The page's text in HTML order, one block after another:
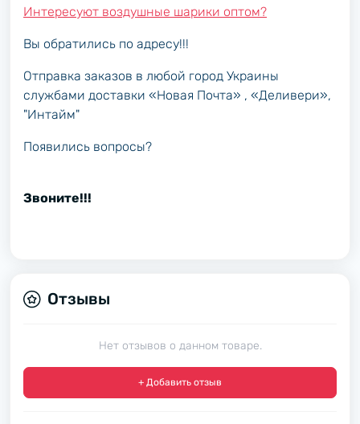
Интересуют воздушные шарики оптом?
Вы обратились по адресу!!!
Отправка заказов в любой город Украины
службами доставки «Новая Почта» , «Деливери»,
"Интайм"
Появились вопросы?
Звоните!!!
Отзывы
Нет отзывов о данном товаре.
+ Добавить отзыв